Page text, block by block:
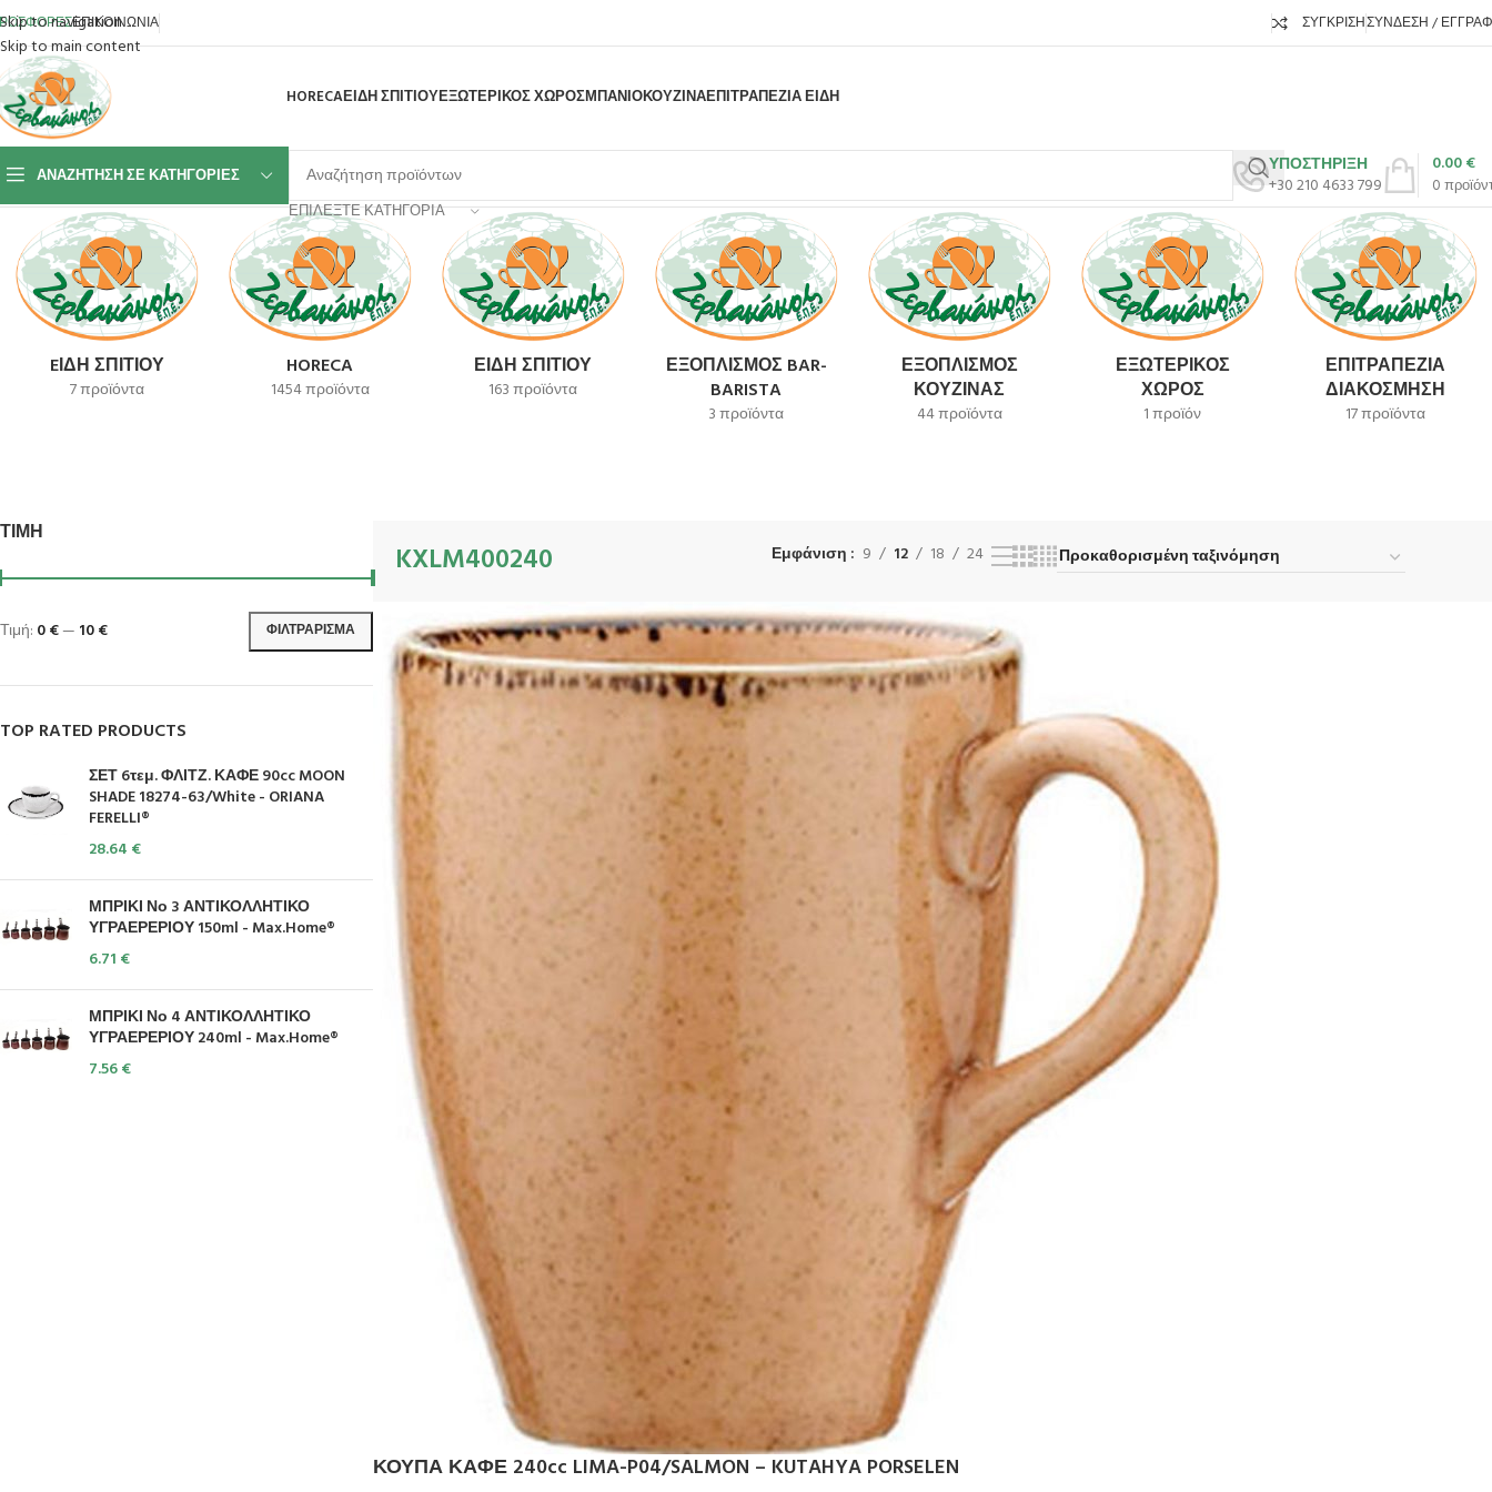
Skip to navigation
Skip to main content
ΕΠΙΚΟΙΝΩΝΙΑ ΣΎΓΚΡΙΣΗΣΎΝΔΕΣΗ /
HORECAΕΙΔΗ ΣΠΙΤΙΟΥΕΞΩΤΕΡΙΚΟΣ ΧΩΡΟΣΜΠΆΝΙΟΚΟΥΖΊΝΑΕΠΙΤΡΑΠΈΖΙΑ ΕΊΔΗ
ΑΝΑΖΉΤΗΣΗ ΣΕ ΚΑΤΗΓΟΡΊΕΣ
ΕΠΙΛΈΞΤΕ ΚΑΤΗΓΟΡΊΑ
ΥΠΟΣΤΗΡΙΞΗ
+30 210 4633 799
0
0.00€
Εμφάνιση του μοναδικού αποτελέσματος
EΊΔΗ ΣΠΙΤΙΟΎ
7 προϊόντα
HORECA
1454 προϊόντα
ΕΊΔΗ ΣΠΙΤΙΟΎ
163 προϊόντα
ΕΞΟΠΛΙΣΜΌΣ BAR-
BARISTA
3 προϊόντα
ΕΞΟΠΛΙΣΜΌΣ
ΚΟΥΖΊΝΑΣ
44 προϊόντα
ΕΞΩΤΕΡΙΚΌΣ
ΧΏΡΟΣ
1 προϊόν
ΕΠΙΤΡΑΠΈΖΙΑ
ΔΙΑΚΌΣΜΗΣΗ
17 προϊόντα
ΤΙΜΉ
ΦΙΛΤΡΆΡΙΣΜΑ
Τιμή: 0 €— 10 €
TOP RATED PRODUCTS
ΣΕΤ 6τεμ. ΦΛΙΤΖ. ΚΑΦΕ 90cc MOON
SHADE 18274-63/White - ORIANA
FERELLI®
28.64 €
ΜΠΡΙΚΙ Νο 3 ΑΝΤΙΚΟΛΛΗΤΙΚΟ
ΥΓΡΑΕΡΕΡΙΟΥ 150ml - Max.Home®
6.71 €
ΜΠΡΙΚΙ Νο 4 ΑΝΤΙΚΟΛΛΗΤΙΚΟ
ΥΓΡΑΕΡΕΡΙΟΥ 240ml - Max.Home®
7.56€
KXLM400240 Εμφάνιση 9 12 18 24
ΚΟΥΠΑ ΚΑΦΕ 240cc LIMA-P04/SALMON – KUTAHYA PORSELEN